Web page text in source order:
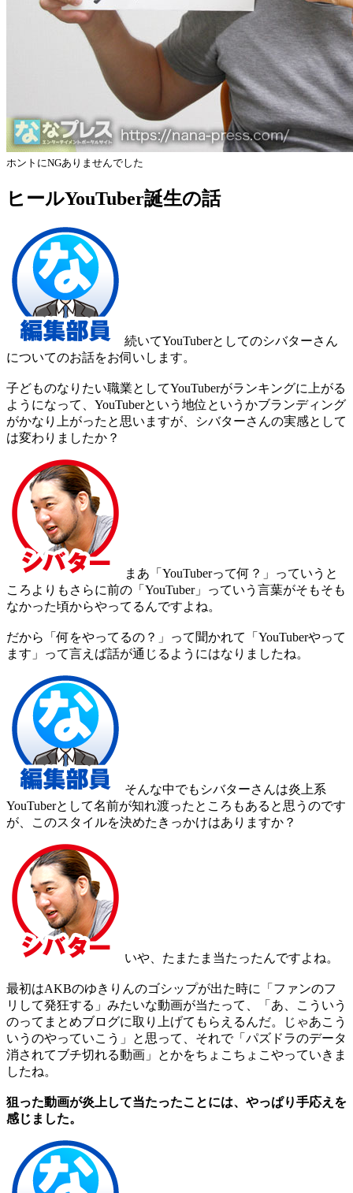
ホントにNGありませんでした
ヒールYouTuber誕生の話
続いてYouTuberとしてのシバターさん
についてのお話をお伺いします。
子どものなりたい職業としてYouTuberがランキングに上がる
ようになって、YouTuberという地位というかブランディング
がかなり上がったと思いますが、シバターさんの実感として
は変わりましたか？
まあ「YouTuberって何？」っていうと
ころよりもさらに前の「YouTuber」っていう言葉がそもそも
なかった頃からやってるんですよね。
だから「何をやってるの？」って聞かれて「YouTuberやって
ます」って言えば話が通じるようにはなりましたね。
そんな中でもシバターさんは炎上系
YouTuberとして名前が知れ渡ったところもあると思うのです
が、このスタイルを決めたきっかけはありますか？
いや、たまたま当たったんですよね。
最初はAKBのゆきりんのゴシップが出た時に「ファンのフ
リして発狂する」みたいな動画が当たって、「あ、こういう
のってまとめブログに取り上げてもらえるんだ。じゃあこう
いうのやっていこう」と思って、それで「パズドラのデータ
消されてブチ切れる動画」とかをちょこちょこやっていきま
したね。
狙った動画が炎上して当たったことには、やっぱり手応えを
感じました。